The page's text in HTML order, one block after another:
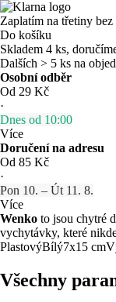
Zaplatím na třetiny bez
Do košíku
Skladem 4 ks,
Dalších > 5 ks na
Osobní odběr
Od 29 Kč
·
Dnes od 10:00
Více
Doručení na adresu
Od 85 Kč
·
Pon 10. – Út 11. 8.
Více
Wenko to jsou chytré
vychytávky, které
PlastovýBílý7x15 cm
Všechny